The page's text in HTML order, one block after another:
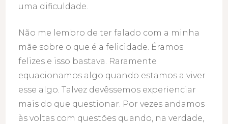
uma dificuldade.
Não me lembro de ter falado com a minha
mãe sobre o que é a felicidade. Éramos
felizes e isso bastava. Raramente
equacionamos algo quando estamos a viver
esse algo. Talvez devêssemos experienciar
mais do que questionar. Por vezes andamos
às voltas com questões quando, na verdade,